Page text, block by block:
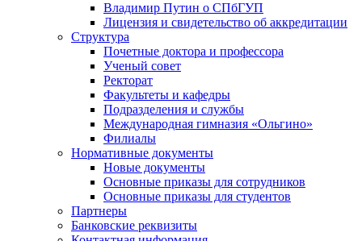
Владимир Путин о СПбГУП
Лицензия и свидетельство об аккредитации
Структура
Почетные доктора и профессора
Ученый совет
Ректорат
Факультеты и кафедры
Подразделения и службы
Международная гимназия «Ольгино»
Филиалы
Нормативные документы
Новые документы
Основные приказы для сотрудников
Основные приказы для студентов
Партнеры
Банковские реквизиты